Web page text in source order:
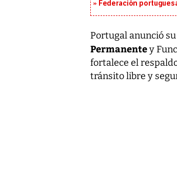
Federación
Portugal anunció
Permanentey
fortalece el
tránsito libre y